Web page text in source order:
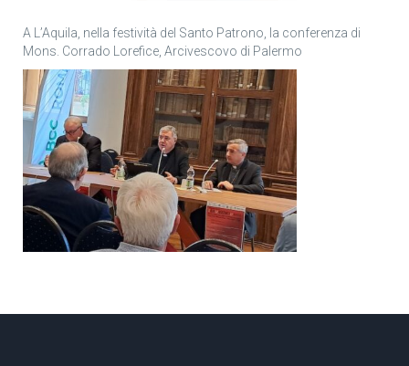
A L’Aquila, nella festività del Santo Patrono, la conferenza di
Mons. Corrado Lorefice, Arcivescovo di Palermo